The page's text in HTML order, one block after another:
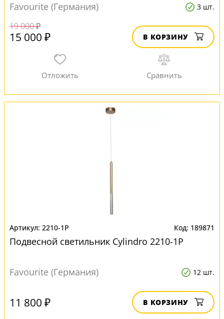
Favourite (Германия) 3 шт.
19 000 ₽
15 000 ₽ В КОРЗИНУ
2210-1P 189871
Подвесной светильник Cylindro 2210-1P
Favourite (Германия) 12 шт.
11 800 ₽ В КОРЗИНУ